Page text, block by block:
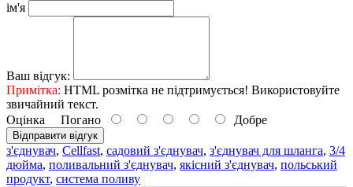
ім'я
Ваш відгук:
Примітка: HTML розмітка не підтримується! Використовуйте
звичайний текст.
Оцінка Погано Добре
Відправити відгук
з'єднувач, Cellfast, садовий з'єднувач, з'єднувач для шланга, 3/4
дюйма, поливальний з'єднувач, якісний з'єднувач, польський
продукт, система поливу